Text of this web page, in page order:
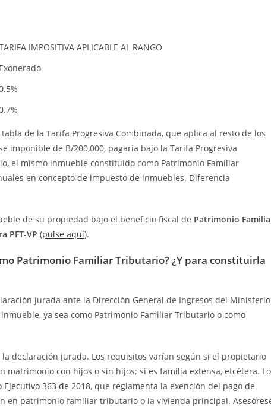
IMPOSITIVA APLICABLE AL RANGO
Exonerado
de la Tarifa Progresiva Combinada, que aplica al resto de los
imponible de B/200,000, pagaría bajo la Tarifa Progresiva
el mismo inmueble constituido como Patrimonio Familiar
en concepto de impuesto de inmuebles. Diferencia
de su propiedad bajo el beneficio fiscal de Patrimonio
PFT-VP (pulse aquí).
Patrimonio Familiar Tributario? ¿Y para constituirla
jurada ante la Dirección General de Ingresos del Ministerio
ya sea como Patrimonio Familiar Tributario o como
declaración jurada. Los requisitos varían según si el propietario
con hijos o sin hijos; si es familia extensa, etcétera.
Ejecutivo 363 de 2018, que reglamenta la exención del pago de
en patrimonio familiar tributario o la vivienda principal.